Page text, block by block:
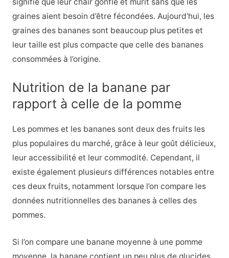
graines aient besoin d’être fécondées. Aujourd’hui, les
graines des bananes sont beaucoup plus petites et
leur taille est plus compacte que celle des bananes
consommées à l’origine.
Nutrition de la banane par
rapport à celle de la pomme
Les pommes et les bananes sont deux des fruits les
plus populaires du marché, grâce à leur goût délicieux,
leur accessibilité et leur commodité. Cependant, il
existe également plusieurs différences notables entre
ces deux fruits, notamment lorsque l’on compare les
données nutritionnelles des bananes à celles des
pommes.
Si l’on compare une banane moyenne à une pomme
moyenne, la banane contient un peu plus de glucides